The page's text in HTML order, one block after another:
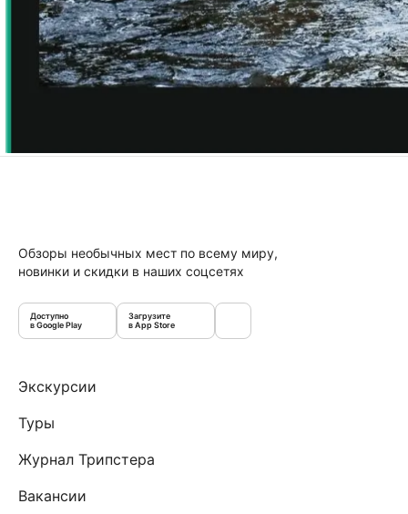
Обзоры необычных мест по всему миру,
новинки и скидки в наших соцсетях
Доступно
в Google Play
Загрузите
в App Store
Экскурсии
Туры
Журнал Трипстера
Вакансии